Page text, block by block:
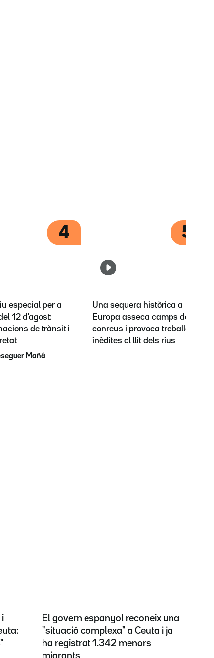
4
especial per a
12 d'agost:
de trànsit i
Mañá
5
Una sequera històrica a
Europa asseca camps de
conreus i provoca troballes
inèdites al llit dels rius
i
El govern espanyol reconeix una
"situació complexa" a Ceuta i ja
ha registrat 1.342 menors
migrants